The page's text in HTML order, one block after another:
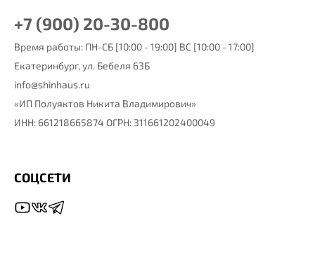
+7 (900) 20-30-800
Время работы: ПН-СБ [10:00 - 19:00] ВС [10:00 - 17:00]
Екатеринбург, ул. Бебеля 63Б
info@shinhaus.ru
«ИП Полуяктов Никита Владимирович»
ИНН: 661218665874 ОГРН: 311661202400049
СОЦСЕТИ